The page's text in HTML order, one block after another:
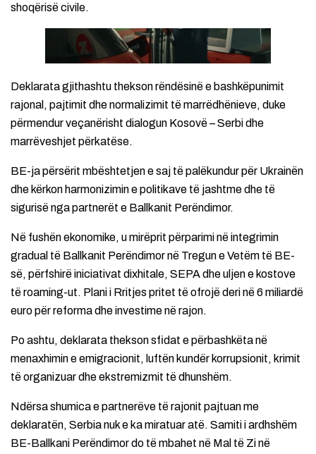
shoqërisë civile.
Deklarata gjithashtu thekson rëndësinë e bashkëpunimit
rajonal, pajtimit dhe normalizimit të marrëdhënieve, duke
përmendur veçanërisht dialogun Kosovë – Serbi dhe
marrëveshjet përkatëse.
BE-ja përsërit mbështetjen e saj të palëkundur për Ukrainën
dhe kërkon harmonizimin e politikave të jashtme dhe të
sigurisë nga partnerët e Ballkanit Perëndimor.
Në fushën ekonomike, u mirëprit përparimi në integrimin
gradual të Ballkanit Perëndimor në Tregun e Vetëm të BE-
së, përfshirë iniciativat dixhitale, SEPA dhe uljen e kostove
të roaming-ut. Plani i Rritjes pritet të ofrojë deri në 6 miliardë
euro për reforma dhe investime në rajon.
Po ashtu, deklarata thekson sfidat e përbashkëta në
menaxhimin e emigracionit, luftën kundër korrupsionit, krimit
të organizuar dhe ekstremizmit të dhunshëm.
Ndërsa shumica e partnerëve të rajonit pajtuan me
deklaratën, Serbia nuk e ka miratuar atë. Samiti i ardhshëm
BE-Ballkani Perëndimor do të mbahet në Mal të Zi në